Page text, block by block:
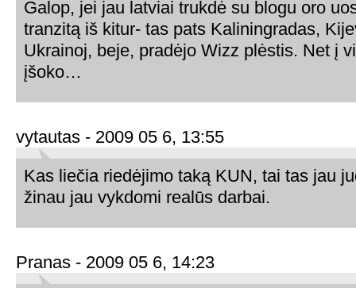
Galop, jei jau latviai trukdė su blogu oro
tranzitą iš kitur- tas pats Kaliningradas,
Ukrainoj, beje, pradėjo Wizz plėstis. Net į
įšoko…
vytautas - 2009 05 6, 13:55
Kas liečia riedėjimo taką KUN, tai tas jau
žinau jau vykdomi realūs darbai.
Pranas - 2009 05 6, 14:23